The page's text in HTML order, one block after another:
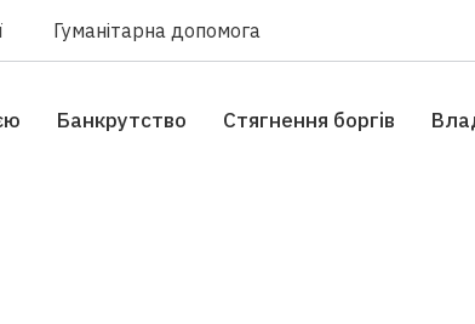
Гуманітарна допомога
Банкрутство Стягнення боргiв